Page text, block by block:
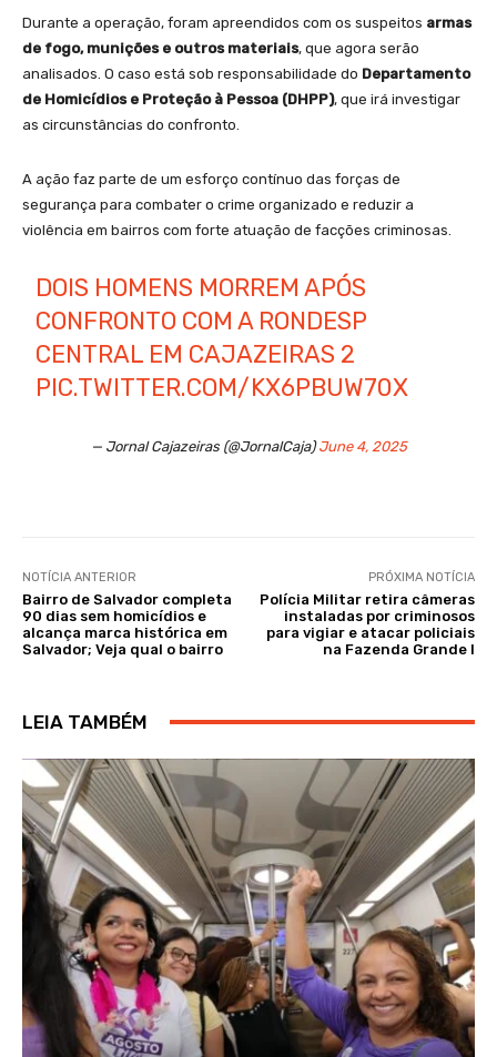
Durante a operação, foram apreendidos com os suspeitos armas
de fogo, munições e outros materiais, que agora serão
analisados. O caso está sob responsabilidade do Departamento
de Homicídios e Proteção à Pessoa (DHPP), que irá investigar
as circunstâncias do confronto.
A ação faz parte de um esforço contínuo das forças de
segurança para combater o crime organizado e reduzir a
violência em bairros com forte atuação de facções criminosas.
DOIS HOMENS MORREM APÓS
CONFRONTO COM A RONDESP
CENTRAL EM CAJAZEIRAS 2
PIC.TWITTER.COM/KX6PBUW70X
— Jornal Cajazeiras (@JornalCaja)June 4, 2025
NOTÍCIA ANTERIOR
Bairro de Salvador completa
90 dias sem homicídios e
alcança marca histórica em
Salvador; Veja qual o bairro
PRÓXIMA NOTÍCIA
Polícia Militar retira câmeras
instaladas por criminosos
para vigiar e atacar policiais
na Fazenda Grande I
LEIA TAMBÉM